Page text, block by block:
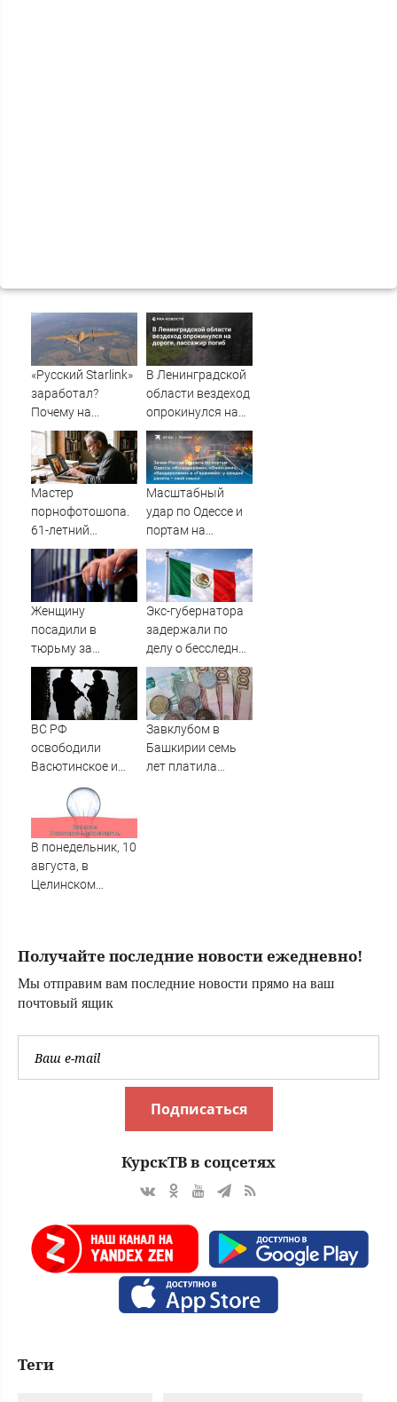
«Русский Starlink»
заработал?
Почему на
Украине кратно
увеличилась
точность
попаданий по
объектам ВСУ
В Ленинградской
области вездеход
опрокинулся на
дороге, пассажир
погиб
Мастер
порнофотошопа.
61-летний
мужчина
смастерил
порнооткрытку и
в итоге пойдёт
Масштабный
удар по Одессе и
портам на
Украине:
Последние
новости,
подробности об
августа 2026 года
Женщину
посадили в
тюрьму за
необычное имя
сына
Экс-губернатора
задержали по
делу о бесследной
пропаже 43
студентов
ВС РФ
освободили
Васютинское и
Торецкое в ДНР -
Новости на
Вести.ru
Завклубом в
Башкирии семь
лет платила
В понедельник, 10
августа, в
Целинском
Получайте последние новости ежедневно!
Мы отправим вам последние новости прямо на ваш
почтовый ящик
Подписаться
КурскТВ в соцсетях
Теги